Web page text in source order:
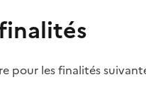
pour les finalités